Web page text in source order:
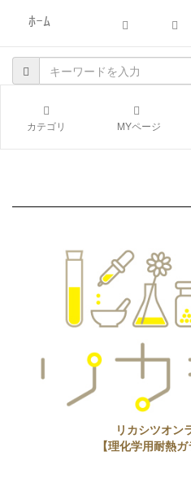
ﾎｰﾑ
カテゴリ MYページ
リカシツオン
【理化学用耐熱